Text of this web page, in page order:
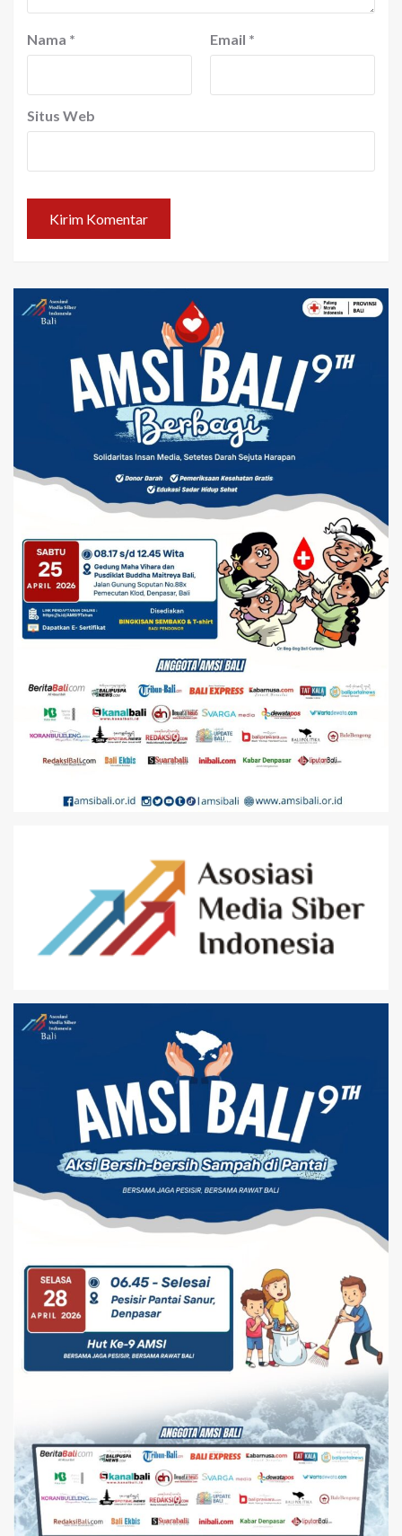
Nama * Email *
Situs Web